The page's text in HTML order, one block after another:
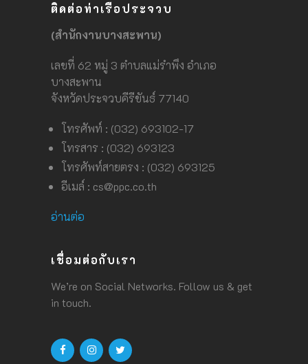
ติดต่อท่าเรือประจวบ
(สำนักงานบางสะพาน)
เลขที่ 62 หมู่ 3 ตำบลแม่รำพึง อำเภอ
บางสะพาน
จังหวัดประจวบคีรีขันธ์ 77140
โทรศัพท์ : (032) 693102-17
โทรสาร : (032) 693123
โทรศัพท์สายตรง : (032) 693125
อีเมล์ : cs@ppc.co.th
อ่านต่อ
เชื่อมต่อกับเรา
We’re on Social Networks. Follow us & get
in touch.